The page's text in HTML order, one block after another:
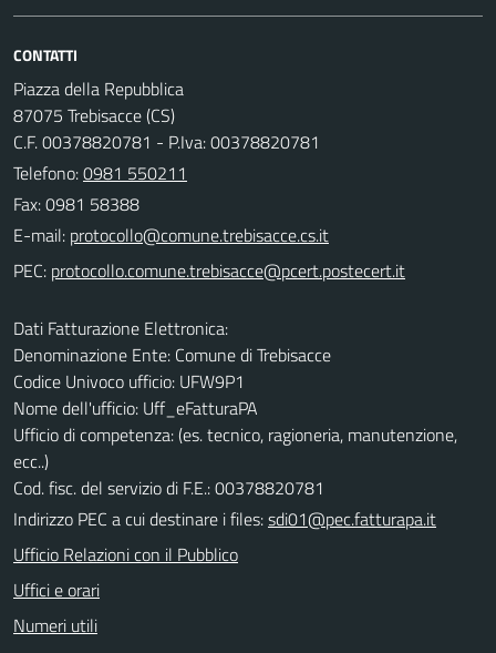
CONTATTI
Piazza della Repubblica
87075 Trebisacce (CS)
C.F. 00378820781 - P.Iva: 00378820781
Telefono:0981 550211
Fax: 0981 58388
E-mail:
PEC:
Dati Fatturazione Elettronica:
Denominazione Ente: Comune di Trebisacce
Codice Univoco ufficio: UFW9P1
Nome dell'ufficio: Uff_eFatturaPA
Ufficio di competenza: (es. tecnico, ragioneria, manutenzione,
ecc..)
Cod. fisc. del servizio di F.E.: 00378820781
Indirizzo PEC a cui destinare i files:sdi01@pec.fatturapa.it
Ufficio Relazioni con il Pubblico
Uffici e orari
Numeri utili